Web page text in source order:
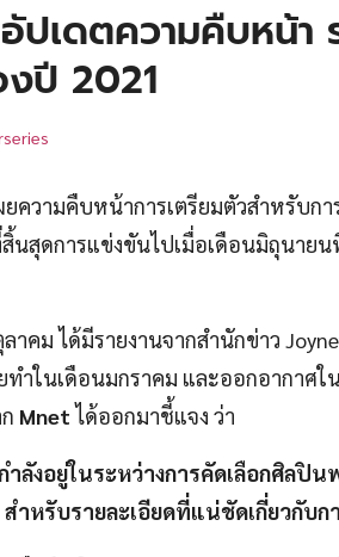
ปเดตความคืบหน้า
ปี 2021
ยความคืบหน้าการเตรียมตัวสำหรับก
นสุดการแข่งขันไปเมื่อเดือนมิถุนายน
าคม ได้มีรายงานจากสำนักข่าว
ทำในเดือนมกราคม และออกอากาศ
Mnet ได้ออกมาชี้แจง ว่า
ำลังอยู่ในระหว่างการคัดเลือกศิลปิ
สำหรับรายละเอียดที่แน่ชัดเกี่ยวกับ